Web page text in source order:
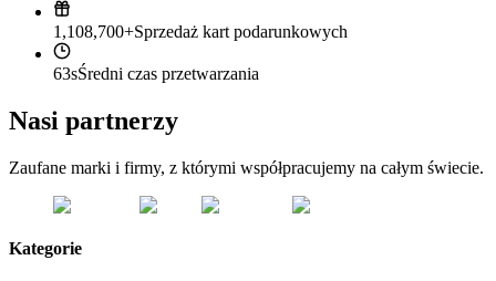
1,108,700+Sprzedaż kart podarunkowych
63sŚredni czas przetwarzania
Nasi partnerzy
Zaufane marki i firmy, z którymi współpracujemy na całym świecie.
Kategorie